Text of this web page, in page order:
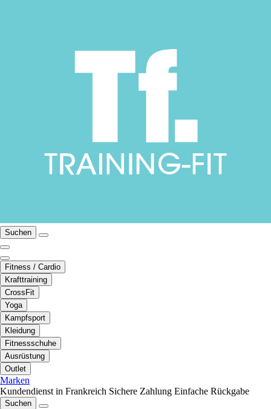
Suchen
Fitness / Cardio
Krafttraining
CrossFit
Yoga
Kampfsport
Kleidung
Fitnessschuhe
Ausrüstung
Outlet
Marken
Kundendienst in Frankreich Sichere Zahlung Einfache Rückgabe
Suchen